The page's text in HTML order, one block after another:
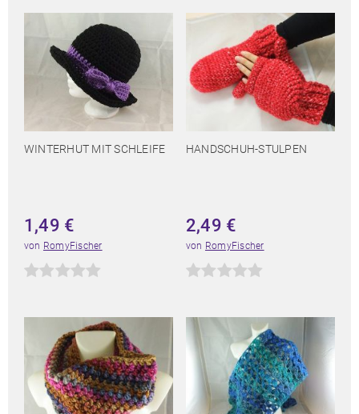
WINTERHUT MIT SCHLEIFE
1,49 €
von RomyFischer
HANDSCHUH-STULPEN
2,49 €
von RomyFischer